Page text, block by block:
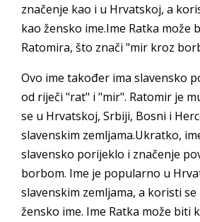
značenje kao i u Hrvatskoj, a
kao žensko ime.Ime Ratka može
Ratomira, što znači "mir kroz
Ovo ime također ima slavensko
od riječi "rat" i "mir". Ratomir je
se u Hrvatskoj, Srbiji, Bosni i
slavenskim zemljama.Ukratko,
slavensko porijeklo i značenje
borbom. Ime je popularno u
slavenskim zemljama, a koristi
žensko ime. Ime Ratka može biti